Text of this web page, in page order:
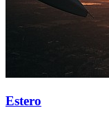
Estero